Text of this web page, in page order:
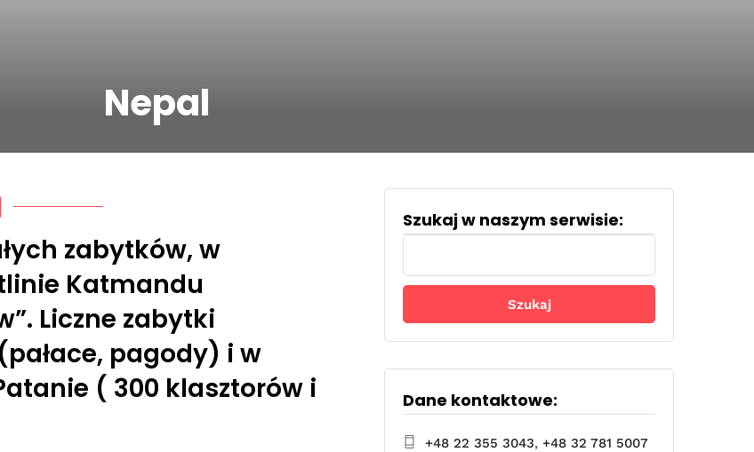
Nepal
zabytków, w
Katmandu
Liczne zabytki
pagody) i w
( 300 klasztorów i
Szukaj w naszym serwisie:
Szukaj:
Dane kontaktowe:
+48 22 355 3043,+48 32 781 5007